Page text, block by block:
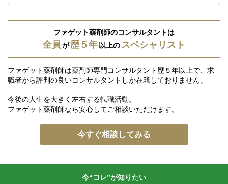
ファゲット薬剤師のコンサルタントは
全員が歴５年 以上の スペシャリスト
ファゲット薬剤師は薬剤師専門コンサルタント歴５年以上で、求
職者から評判の良いコンサルタントしか在籍しておりません。
今後の人生を大きく左右する転職活動。
ファゲット薬剤師なら安心してご相談いただけます。
今すぐ相談してみる
今“コレ”が知りたい